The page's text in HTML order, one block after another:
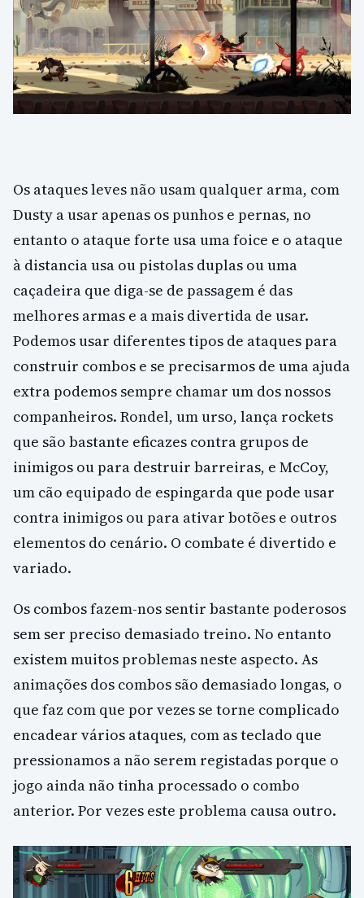
Os ataques leves não usam qualquer arma, com
Dusty a usar apenas os punhos e pernas, no
entanto o ataque forte usa uma foice e o ataque
à distancia usa ou pistolas duplas ou uma
caçadeira que diga-se de passagem é das
melhores armas e a mais divertida de usar.
Podemos usar diferentes tipos de ataques para
construir combos e se precisarmos de uma ajuda
extra podemos sempre chamar um dos nossos
companheiros. Rondel, um urso, lança rockets
que são bastante eficazes contra grupos de
inimigos ou para destruir barreiras, e McCoy,
um cão equipado de espingarda que pode usar
contra inimigos ou para ativar botões e outros
elementos do cenário. O combate é divertido e
variado.
Os combos fazem-nos sentir bastante poderosos
sem ser preciso demasiado treino. No entanto
existem muitos problemas neste aspecto. As
animações dos combos são demasiado longas, o
que faz com que por vezes se torne complicado
encadear vários ataques, com as teclado que
pressionamos a não serem registadas porque o
jogo ainda não tinha processado o combo
anterior. Por vezes este problema causa outro.